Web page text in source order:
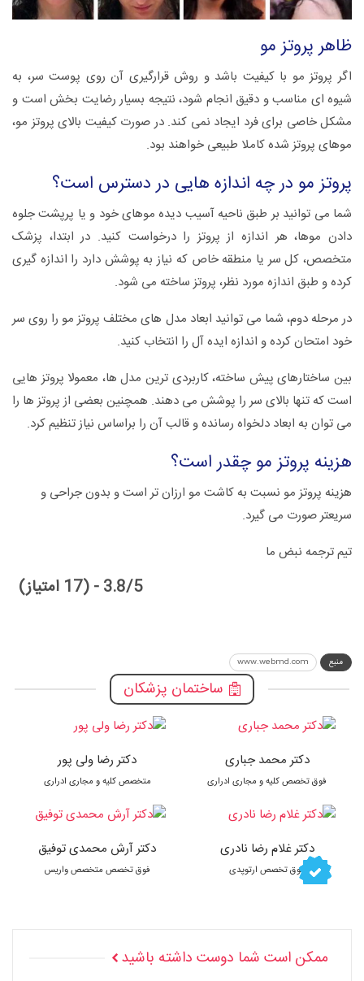
ظاهر پروتز مو
اگر پروتز مو با کیفیت باشد و روش قرارگیری آن روی پوست سر، به
شیوه ای مناسب و دقیق انجام شود، نتیجه بسیار رضایت بخش است و
مشکل خاصی برای فرد ایجاد نمی کند. در صورت کیفیت بالای پروتز مو،
موهای پروتز شده کاملا طبیعی خواهند بود.
پروتز مو در چه اندازه هایی در دسترس است؟
شما می توانید بر طبق ناحیه آسیب دیده موهای خود و یا پرپشت جلوه
دادن موها، هر اندازه از پروتز را درخواست کنید. در ابتدا، پزشک
متخصص، کل سر یا منطقه خاص که نیاز به پوشش دارد را اندازه گیری
کرده و طبق اندازه مورد نظر، پروتز ساخته می شود.
در مرحله دوم، شما می توانید ابعاد مدل های مختلف پروتز مو را روی سر
خود امتحان کرده و اندازه ایده آل را انتخاب کنید.
بین ساختارهای پیش ساخته، کاربردی ترین مدل ها، معمولا پروتز هایی
است که تنها بالای سر را پوشش می دهند. همچنین بعضی از پروتز ها را
می توان به ابعاد دلخواه رسانده و قالب آن را براساس نیاز تنظیم کرد.
هزینه پروتز مو چقدر است؟
هزینه پروتز مو نسبت به کاشت مو ارزان تر است و بدون جراحی و
سریعتر صورت می گیرد.
تیم ترجمه نبض ما
3.8/5 - (17 امتیاز)
منبع www.webmd.com
ساختمان پزشکان
دکتر محمد جباری
فوق تخصص کلیه و مجاری ادراری
دکتر غلام رضا نادری
فوق تخصص ارتوپدی
دکتر رضا ولی پور
متخصص کلیه و مجاری ادراری
دکتر آرش محمدی توفیق
فوق تخصص متخصص واریس
ممکن است شما دوست داشته باشید